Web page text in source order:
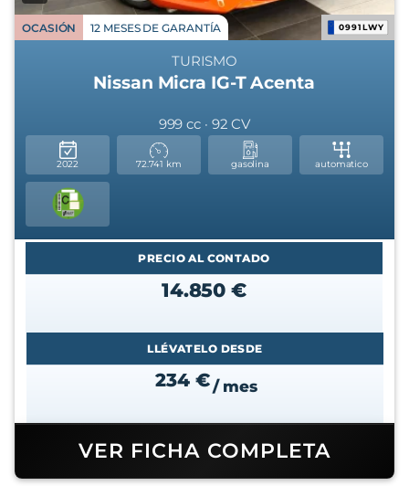
OCASIÓN 12 MESES DE GARANTÍA 0991LWY
TURISMO
Nissan Micra IG-T Acenta
999 cc · 92 CV
2022 72.741 km gasolina automatico
PRECIO AL CONTADO
14.850 €
LLÉVATELO DESDE
234 €/ mes
VER FICHA COMPLETA